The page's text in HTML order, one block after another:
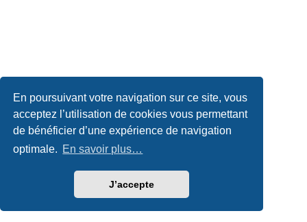
En poursuivant votre navigation sur ce site, vous
acceptez l’utilisation de cookies vous permettant
de bénéficier d’une expérience de navigation
optimale. En savoir plus…
J’accepte